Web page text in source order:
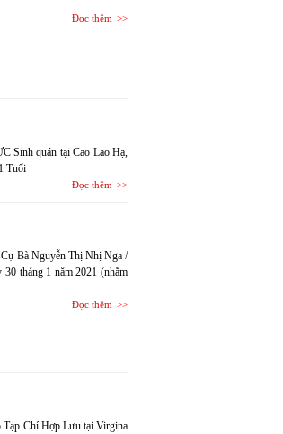
Đọc thêm
Sinh quán tại Cao Lao Hạ,
Tuổi
Đọc thêm
Bà Nguyễn Thị Nhị Nga /
tháng 1 năm 2021 (nhằm
Đọc thêm
Tạp Chí Hợp Lưu tại Virgina